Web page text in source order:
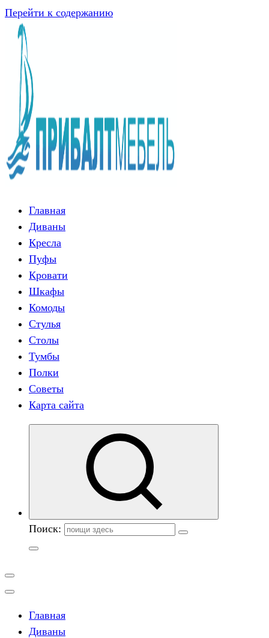
Перейти к содержанию
Главная
Диваны
Кресла
Пуфы
Кровати
Шкафы
Комоды
Стулья
Столы
Тумбы
Полки
Советы
Карта сайта
Поиск:
Главная
Диваны